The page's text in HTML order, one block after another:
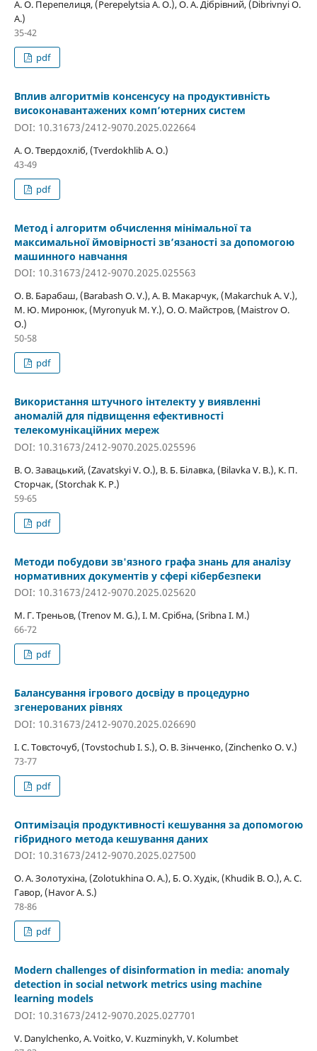
А. О. Перепелиця, (Perepelytsia A. O.), О. А. Дібрівний, (Dibrivnyi O.
A.)
35-42
pdf
Вплив алгоритмів консенсусу на продуктивність
високонавантажених комп’ютерних систем
DOI: 10.31673/2412-9070.2025.022664
А. О. Твердохліб, (Tverdokhlib A. O.)
43-49
pdf
Метод і алгоритм обчислення мінімальної та
максимальної ймовірності зв’язаності за допомогою
машинного навчання
DOI: 10.31673/2412-9070.2025.025563
О. В. Барабаш, (Barabash O. V.), А. В. Макарчук, (Makarchuk A. V.),
М. Ю. Миронюк, (Myronyuk M. Y.), О. О. Майстров, (Maistrov O.
O.)
50-58
pdf
Використання штучного інтелекту у виявленні
аномалій для підвищення ефективності
телекомунікаційних мереж
DOI: 10.31673/2412-9070.2025.025596
В. О. Завацький, (Zavatskyi V. O.), В. Б. Білавка, (Bilavka V. B.), К. П.
Сторчак, (Storchak K. P.)
59-65
pdf
Методи побудови зв'язного графа знань для аналізу
нормативних документів у сфері кібербезпеки
DOI: 10.31673/2412-9070.2025.025620
М. Г. Треньов, (Trenov M. G.), І. М. Срібна, (Sribna I. M.)
66-72
pdf
Балансування ігрового досвіду в процедурно
згенерованих рівнях
DOI: 10.31673/2412-9070.2025.026690
І. С. Товсточуб, (Tovstochub I. S.), О. В. Зінченко, (Zinchenko O. V.)
73-77
pdf
Оптимізація продуктивності кешування за допомогою
гібридного метода кешування даних
DOI: 10.31673/2412-9070.2025.027500
О. А. Золотухіна, (Zolotukhina O. A.), Б. О. Худік, (Khudik B. O.), А. С.
Гавор, (Havor A. S.)
78-86
pdf
Modern challenges of disinformation in media: anomaly
detection in social network metrics using machine
learning models
DOI: 10.31673/2412-9070.2025.027701
V. Danylchenko, A. Voitko, V. Kuzminykh, V. Kolumbet